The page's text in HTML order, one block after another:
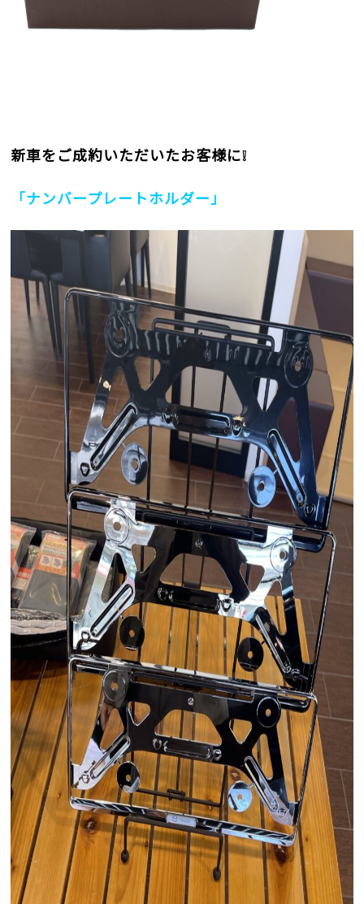
新車をご成約いただいたお客様に❕
「ナンバープレートホルダー」